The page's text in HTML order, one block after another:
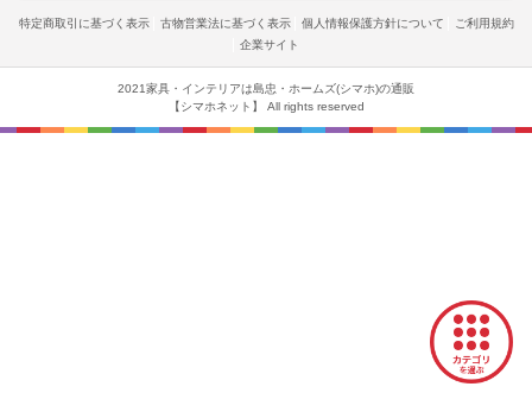
特定商取引に基づく表示 古物営業法に基づく表示 個人情報保護方針について
ご利用規約
企業サイト
2021家具・インテリアは島忠・ホームズ(シマホ)の通販
【シマホネット】 All rights reserved